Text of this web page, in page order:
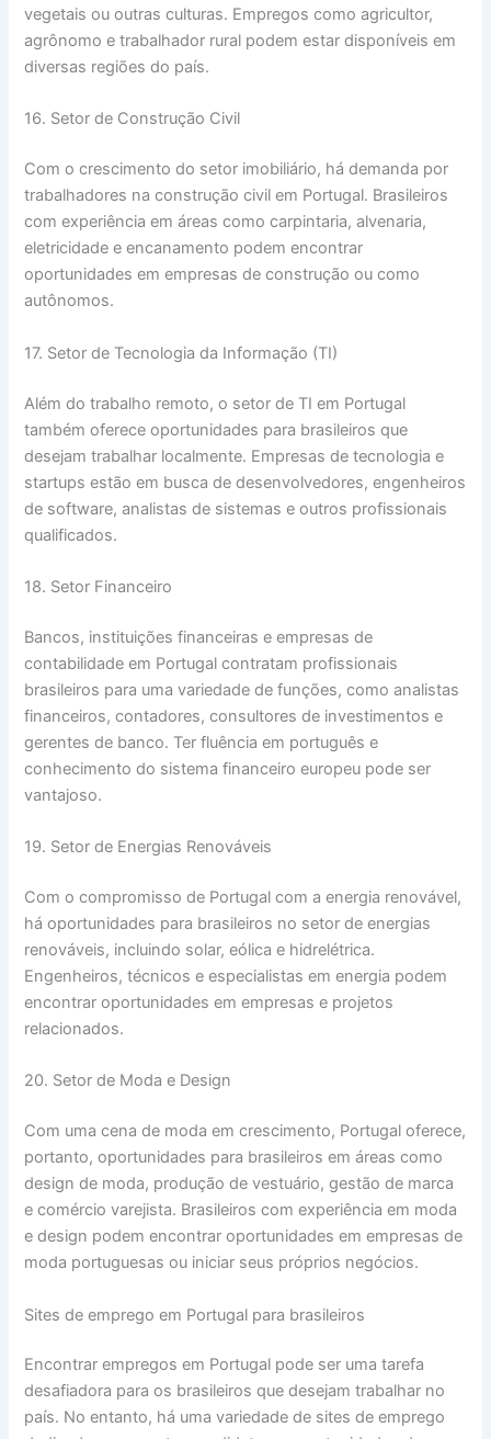
vegetais ou outras culturas. Empregos como agricultor,
agrônomo e trabalhador rural podem estar disponíveis em
diversas regiões do país.
16. Setor de Construção Civil
Com o crescimento do setor imobiliário, há demanda por
trabalhadores na construção civil em Portugal. Brasileiros
com experiência em áreas como carpintaria, alvenaria,
eletricidade e encanamento podem encontrar
oportunidades em empresas de construção ou como
autônomos.
17. Setor de Tecnologia da Informação (TI)
Além do trabalho remoto, o setor de TI em Portugal
também oferece oportunidades para brasileiros que
desejam trabalhar localmente. Empresas de tecnologia e
startups estão em busca de desenvolvedores, engenheiros
de software, analistas de sistemas e outros profissionais
qualificados.
18. Setor Financeiro
Bancos, instituições financeiras e empresas de
contabilidade em Portugal contratam profissionais
brasileiros para uma variedade de funções, como analistas
financeiros, contadores, consultores de investimentos e
gerentes de banco. Ter fluência em português e
conhecimento do sistema financeiro europeu pode ser
vantajoso.
19. Setor de Energias Renováveis
Com o compromisso de Portugal com a energia renovável,
há oportunidades para brasileiros no setor de energias
renováveis, incluindo solar, eólica e hidrelétrica.
Engenheiros, técnicos e especialistas em energia podem
encontrar oportunidades em empresas e projetos
relacionados.
20. Setor de Moda e Design
Com uma cena de moda em crescimento, Portugal oferece,
portanto, oportunidades para brasileiros em áreas como
design de moda, produção de vestuário, gestão de marca
e comércio varejista. Brasileiros com experiência em moda
e design podem encontrar oportunidades em empresas de
moda portuguesas ou iniciar seus próprios negócios.
Sites de emprego em Portugal para brasileiros
Encontrar empregos em Portugal pode ser uma tarefa
desafiadora para os brasileiros que desejam trabalhar no
país. No entanto, há uma variedade de sites de emprego